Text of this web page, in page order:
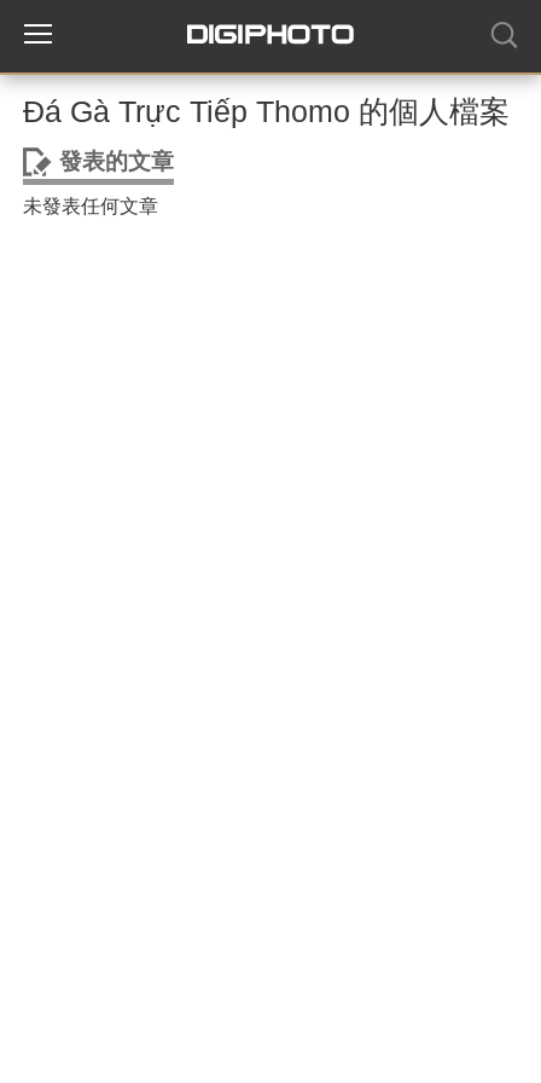
Đá Gà Trực Tiếp Thomo 的個人檔案
發表的文章
未發表任何文章